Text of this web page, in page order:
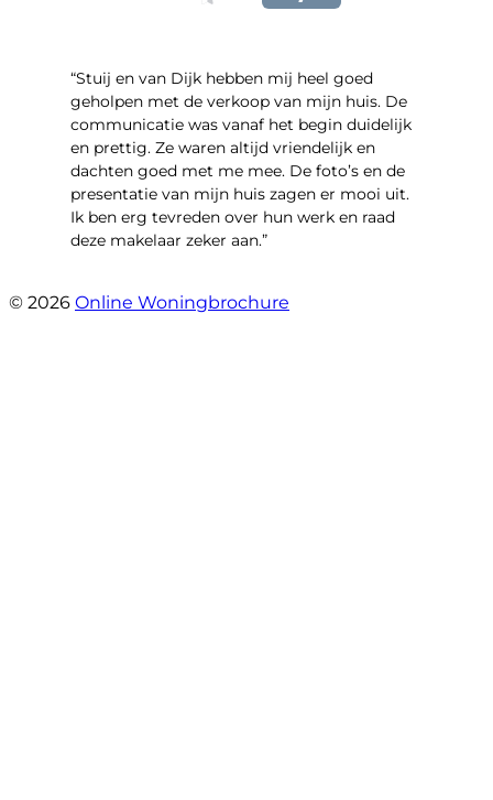
“Stuij en van Dijk hebben mij heel goed
geholpen met de verkoop van mijn huis. De
communicatie was vanaf het begin duidelijk
en prettig. Ze waren altijd vriendelijk en
dachten goed met me mee. De foto’s en de
presentatie van mijn huis zagen er mooi uit.
Ik ben erg tevreden over hun werk en raad
deze makelaar zeker aan.”
© 2026 Online Woningbrochure